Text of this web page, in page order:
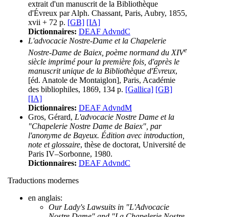
extrait d'un manuscrit de la Bibliothèque
d'Évreux par Alph. Chassant, Paris, Aubry, 1855,
xvii + 72 p. [GB] [IA]
Dictionnaires: DEAF AdvndC
L'advocacie Nostre-Dame et la Chapelerie
Nostre-Dame de Baiex, poème normand du XIVe
siècle imprimé pour la première fois, d'après le
manuscrit unique de la Bibliothèque d'Évreux,
[éd. Anatole de Montaiglon], Paris, Académie
des bibliophiles, 1869, 134 p. [Gallica] [GB]
[IA]
Dictionnaires: DEAF AdvndM
Gros, Gérard, L'advocacie Nostre Dame et la
"Chapelerie Nostre Dame de Baiex", par
l'anonyme de Bayeux. Édition avec introduction,
note et glossaire, thèse de doctorat, Université de
Paris IV–Sorbonne, 1980.
Dictionnaires: DEAF AdvndC
Traductions modernes
en anglais:
Our Lady's Lawsuits in "L'Advocacie